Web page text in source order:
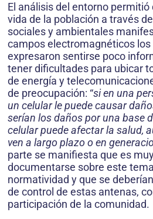
El análisis del entorno
vida de la población a través
sociales y ambientales
campos electromagnéticos
expresaron sentirse poco
tener dificultades para ubicar
de energía y
de preocupación: “si en una
un celular le puede causar
serían los daños por una base
celular puede afectar la salud,
ven a largo plazo o en
parte se manifiesta que es
documentarse sobre este
normatividad y que se
de control de estas antenas,
participación de la comunidad.